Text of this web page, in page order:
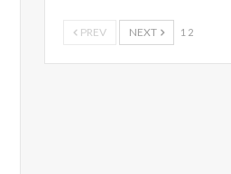
PREV NEXT 1 2